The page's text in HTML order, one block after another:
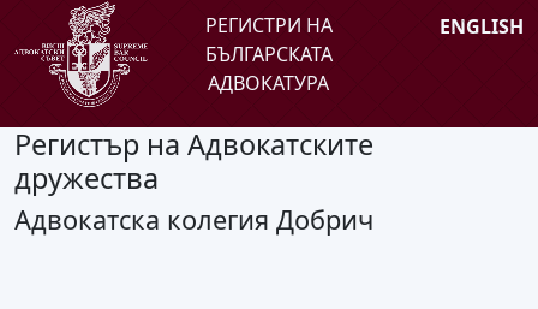
РЕГИСТРИ НА
БЪЛГАРСКАТА
АДВОКАТУРА
ENGLISH
Регистър на Адвокатските
дружества
Адвокатска колегия Добрич